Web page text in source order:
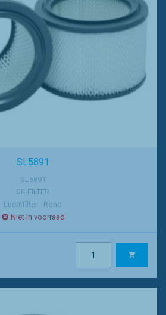
SL5891
SL5891
SF-FILTER
Luchtfilter - Rond
Niet in voorraad